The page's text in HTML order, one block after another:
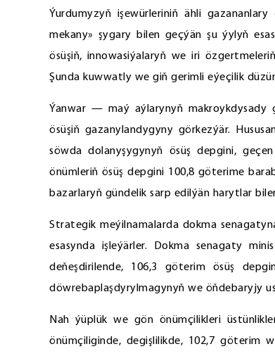
Ýurdumyzyň işewürleriniň ähli
mekany» şygary bilen geçýän şu ýylyň
ösüşiň, innowasiýalaryň we iri
Şunda kuwwatly we giň gerimli eýeçilik
Ýanwar — maý aýlarynyň makroykdysady
ösüşiň gazanylandygyny görkezýär.
söwda dolanyşygynyň ösüş depgini,
önümleriň ösüş depgini 100,8 göterime
bazarlaryň gündelik sarp edilýän harytlar
Strategik meýilnamalarda dokma
esasynda işleýärler. Dokma senagaty
deňeşdirilende, 106,3 göterim ösüş
döwrebaplaşdyrylmagynyň we öňdebaryjy
Nah ýüplük we gön önümçilikleri
önümçiliginde, degişlilikde, 102,7 göterim